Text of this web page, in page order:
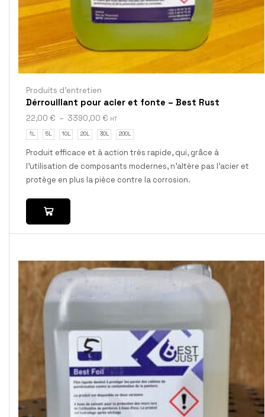
Produits d'entretien
Dérrouillant pour acier et fonte – Best Rust
22,00 € – 3390,00 € HT
1L 5L 10L 20L 30L 200L
Produit efficace et à action très rapide, qui, grâce à
l’utilisation de composants modernes, n’altère pas l’acier et
protège en plus la pièce contre la corrosion.